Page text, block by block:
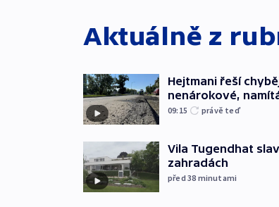
Aktuálně z
Hejtmani řeší
nenárokové,
09:15 právě teď
Vila Tugendhat
zahradách
před 38 minutami